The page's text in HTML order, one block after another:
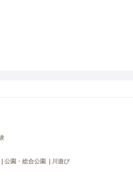
公園・総合公園 川遊び